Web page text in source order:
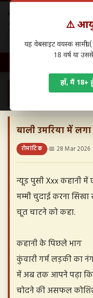
⚠️ आयु
यह वेबसाइट वयस्क
18 वर्ष या
हाँ, मैं 18+
Antarwasna.in
Hindi Sex Stories – हिंदी सेक्स
रोमांटिक ›
बाली उमरिया में लगा
रोमांटिक 📅 28 Mar 2026
न्यूड पुसी Xxx कहानी
मम्मी चुदाई करना
चूत चाटने को कहा.
कहानी के पिछले भाग
कुंवारी गर्म लड़की का
में अब तक आपने पढ़ा कि
चोदने की असफल कोशिश